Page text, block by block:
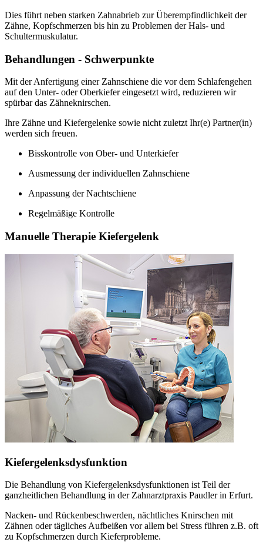
Dies führt neben starken Zahnabrieb zur Überempfindlichkeit der
Zähne, Kopfschmerzen bis hin zu Problemen der Hals- und
Schultermuskulatur.
Behandlungen - Schwerpunkte
Mit der Anfertigung einer Zahnschiene die vor dem Schlafengehen
auf den Unter- oder Oberkiefer eingesetzt wird, reduzieren wir
spürbar das Zähneknirschen.
Ihre Zähne und Kiefergelenke sowie nicht zuletzt Ihr(e) Partner(in)
werden sich freuen.
Bisskontrolle von Ober- und Unterkiefer
Ausmessung der individuellen Zahnschiene
Anpassung der Nachtschiene
Regelmäßige Kontrolle
Manuelle Therapie Kiefergelenk
Kiefergelenksdysfunktion
Die Behandlung von Kiefergelenksdysfunktionen ist Teil der
ganzheitlichen Behandlung in der Zahnarztpraxis Paudler in Erfurt.
Nacken- und Rückenbeschwerden, nächtliches Knirschen mit
Zähnen oder tägliches Aufbeißen vor allem bei Stress führen z.B. oft
zu Kopfschmerzen durch Kieferprobleme.